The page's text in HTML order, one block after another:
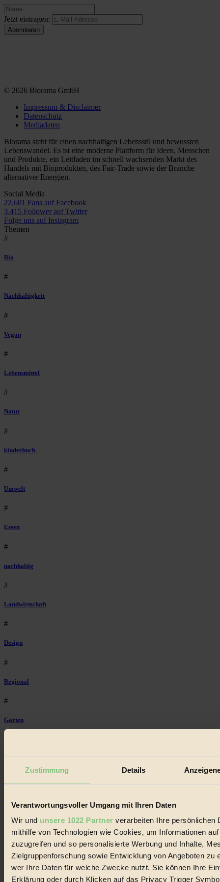
Zustimmung Details
Verantwortungsvoller Umgang mit Ihren Daten
Wir und unsere 1022 Partner verarbeiten Ihre persönlichen
mithilfe von Technologien wie Cookies, um Informationen
zuzugreifen und so personalisierte Werbung und Inhalte,
Zielgruppenforschung sowie Entwicklung von Angeboten zu
wer Ihre Daten für welche Zwecke nutzt. Sie können Ihre
Erklärung oder durch Klicken auf das Privacy Trigger
Jetzt eintragen:
© 2026 Biorama GmbH
Impressum & Disclaimer
Datenschutz
Mediadaten
Biorama steht für einen nachhaltigen Lebensstil und bewussten
Lebenswandel. Es ist eine moderne Plattform für Ideen, Menschen
und Produkte, ein Leitfaden im schnell wachsenden Markt des
Handels mit Bioprodukten, des Fair-Trade sowie der Branche
alternativer Energien.
Social Media
22.601 Fans auf Facebook
3.415 Follower auf Twitter
Folge uns auf Instagram
Themen
#
Bio
#
Nachhaltigkeit
#
Vegan
#
Lebensmittel
#
Natur
#
kinderbuch
#
Umwelt
#
Essen
#
nachhaltig
#
Landwirtschaft
#
Design
#
Regional
#
Garten
Recycling
Illustration